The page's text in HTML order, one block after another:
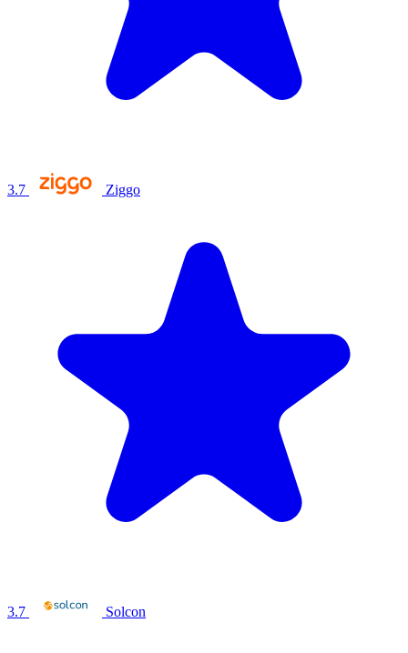
3.7 Ziggo
3.7 Solcon